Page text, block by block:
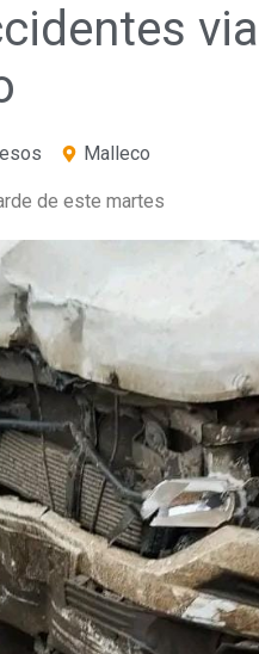
Malleco
de este martes